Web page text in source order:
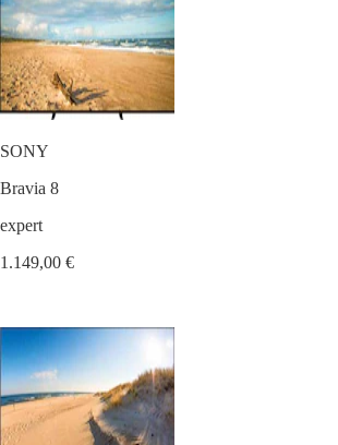
SONY
Bravia 8
expert
1.149,00 €